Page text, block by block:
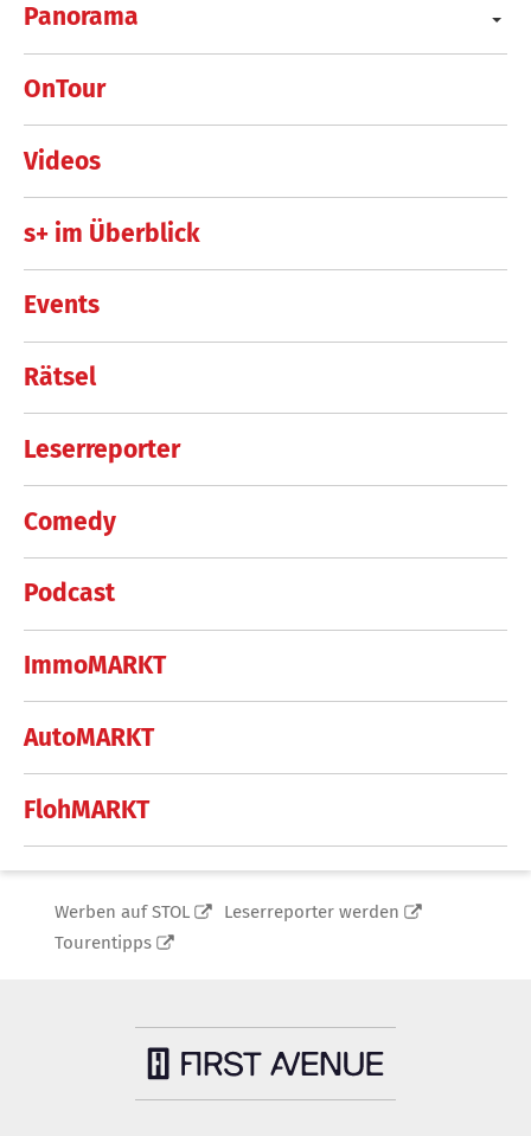
Panorama
OnTour
Videos
s+ im Überblick
Events
Rätsel
Leserreporter
Comedy
Podcast
ImmoMARKT
AutoMARKT
FlohMARKT
Werben auf STOL
Leserreporter werden
Tourentipps